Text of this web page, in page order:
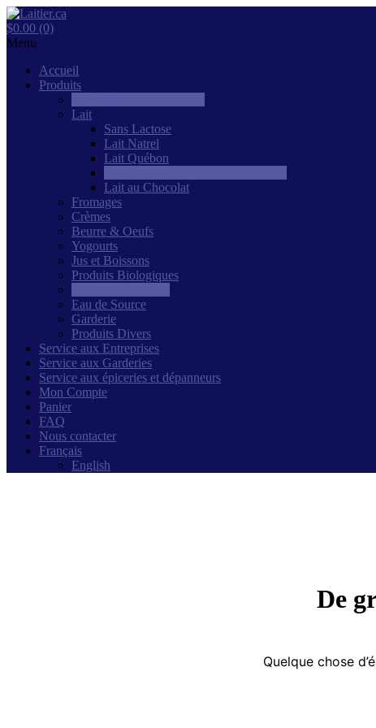
$0.00 (0)
Menu
Accueil
Produits
Lait
Sans Lactose
Lait Natrel
Lait Québon
Lait au Chocolat
Fromages
Crèmes
Beurre & Oeufs
Yogourts
Jus et Boissons
Produits Biologiques
Eau de Source
Garderie
Produits Divers
Service aux Entreprises
Service aux Garderies
Service aux épiceries et dépanneurs
Mon Compte
Panier
FAQ
Nous contacter
Français
English
De
Quelque chose